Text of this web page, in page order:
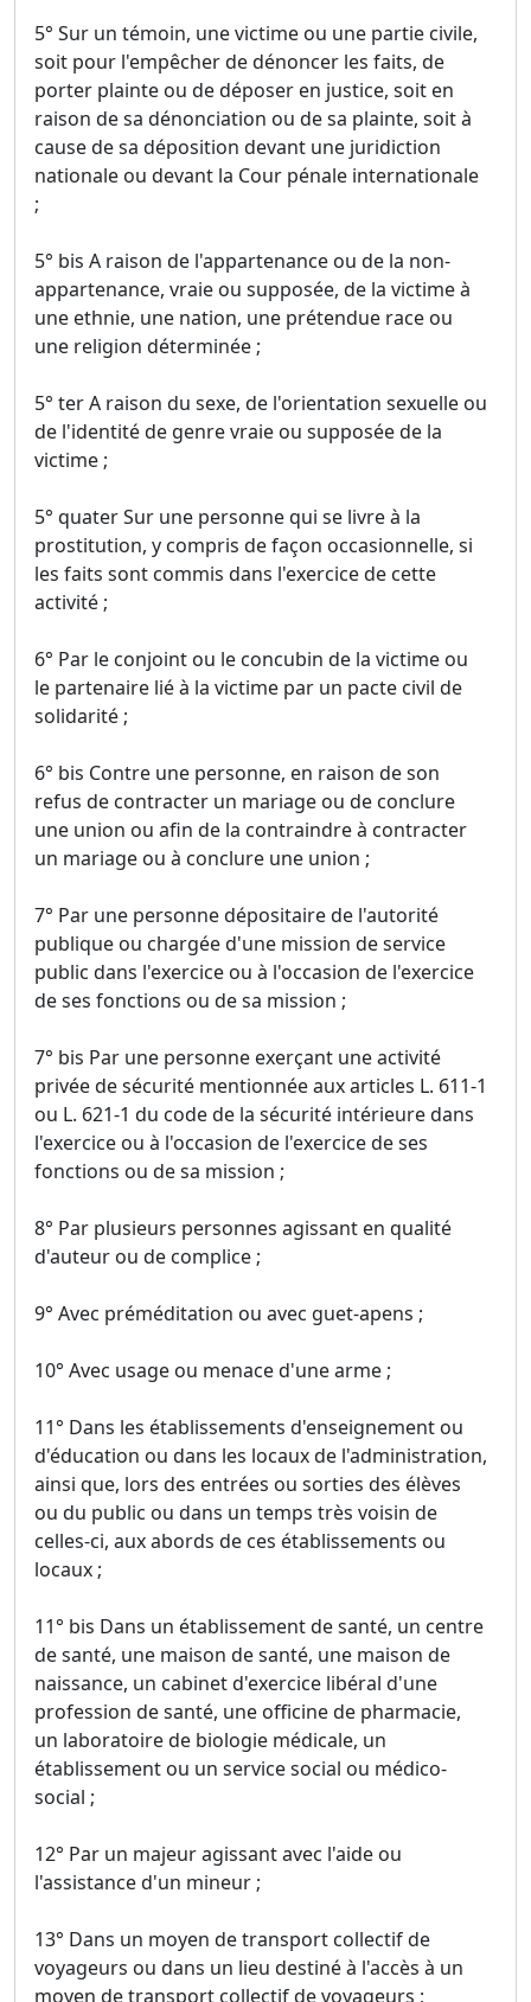
5° Sur un témoin, une victime ou une partie civile,
soit pour l'empêcher de dénoncer les faits, de
porter plainte ou de déposer en justice, soit en
raison de sa dénonciation ou de sa plainte, soit à
cause de sa déposition devant une juridiction
nationale ou devant la Cour pénale internationale
;
5° bis A raison de l'appartenance ou de la non-
appartenance, vraie ou supposée, de la victime à
une ethnie, une nation, une prétendue race ou
une religion déterminée ;
5° ter A raison du sexe, de l'orientation sexuelle ou
de l'identité de genre vraie ou supposée de la
victime ;
5° quater Sur une personne qui se livre à la
prostitution, y compris de façon occasionnelle, si
les faits sont commis dans l'exercice de cette
activité ;
6° Par le conjoint ou le concubin de la victime ou
le partenaire lié à la victime par un pacte civil de
solidarité ;
6° bis Contre une personne, en raison de son
refus de contracter un mariage ou de conclure
une union ou afin de la contraindre à contracter
un mariage ou à conclure une union ;
7° Par une personne dépositaire de l'autorité
publique ou chargée d'une mission de service
public dans l'exercice ou à l'occasion de l'exercice
de ses fonctions ou de sa mission ;
7° bis Par une personne exerçant une activité
privée de sécurité mentionnée aux articles L. 611-1
ou L. 621-1 du code de la sécurité intérieure dans
l'exercice ou à l'occasion de l'exercice de ses
fonctions ou de sa mission ;
8° Par plusieurs personnes agissant en qualité
d'auteur ou de complice ;
9° Avec préméditation ou avec guet-apens ;
10° Avec usage ou menace d'une arme ;
11° Dans les établissements d'enseignement ou
d'éducation ou dans les locaux de l'administration,
ainsi que, lors des entrées ou sorties des élèves
ou du public ou dans un temps très voisin de
celles-ci, aux abords de ces établissements ou
locaux ;
11° bis Dans un établissement de santé, un centre
de santé, une maison de santé, une maison de
naissance, un cabinet d'exercice libéral d'une
profession de santé, une officine de pharmacie,
un laboratoire de biologie médicale, un
établissement ou un service social ou médico-
social ;
12° Par un majeur agissant avec l'aide ou
l'assistance d'un mineur ;
13° Dans un moyen de transport collectif de
voyageurs ou dans un lieu destiné à l'accès à un
moyen de transport collectif de voyageurs ;